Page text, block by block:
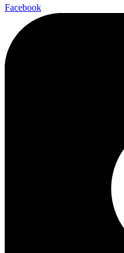
Facebook